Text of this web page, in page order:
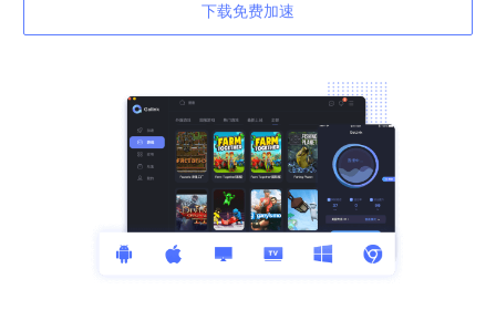
下载免费加速